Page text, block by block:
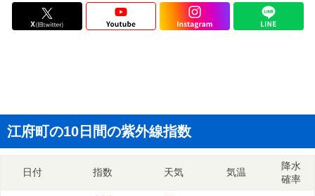
江府町の10日間の紫外線指数
日付 指数 天気 気温
降水
確率